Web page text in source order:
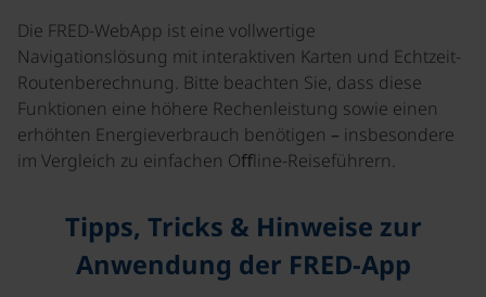
Die FRED-WebApp ist eine vollwertige
Navigationslösung mit interaktiven Karten und Echtzeit-
Routenberechnung. Bitte beachten Sie, dass diese
Funktionen eine höhere Rechenleistung sowie einen
erhöhten Energieverbrauch benötigen – insbesondere
im Vergleich zu einfachen Oﬀline-Reiseführern.
Tipps, Tricks & Hinweise zur
Anwendung der FRED-App